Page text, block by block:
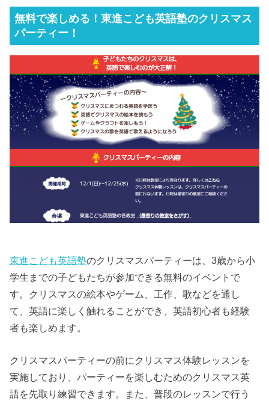
無料で楽しめる！東進こども英語塾のクリスマス
パーティー！
東進こども英語塾のクリスマスパーティーは、3歳から小
学生までの子どもたちが参加できる無料のイベントで
す。クリスマスの絵本やゲーム、工作、歌などを通し
て、英語に楽しく触れることができ、英語初心者も経験
者も楽しめます。
クリスマスパーティーの前にクリスマス体験レッスンを
実施しており、パーティーを楽しむためのクリスマス英
語を先取り練習できます。また、普段のレッスンで行う